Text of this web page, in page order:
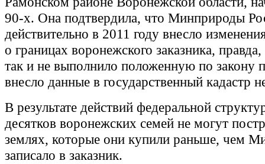
90-х. Она подтвердила, что Минприроды
действительно в 2011 году внесло
о границах воронежского заказника,
так и не выполнило положенную по закону
внесло данные в государственный кадастр
В результате действий федеральной
десятков воронежских семей не могут
землях, которые они купили раньше, чем
записало в заказник.